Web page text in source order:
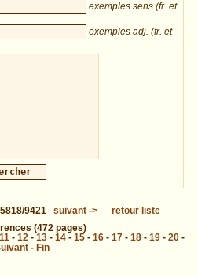
exemples sens (fr. et
exemples adj. (fr. et
5818/9421 suivant->
retour liste
(472 pages)
11- 12- 13- 14- 15- 16- 17- 18- 19- 20-
- Fin